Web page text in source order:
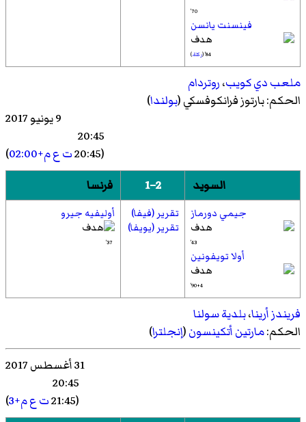
70'
فينسنت يانسن
84' ( ركلة.)
ملعب دي كويب،روتردام
الحكم:بارتوز فرانكوفسكي(بولندا)
9 يونيو 2017
20:45
(20:45
ت ع م+02:00
)
السويد
2–1 فرنسا
جيمي دورماز
43'
أولا تويفونين
90+4'
تقرير (فيفا)
تقرير (يويفا)
أوليفيه جيرو
37'
فريندز أرينا،بلدية سولنا
الحكم:مارتين أتكينسون(إنجلترا)
31 أغسطس 2017
20:45
(21:45
ت ع م+3 )